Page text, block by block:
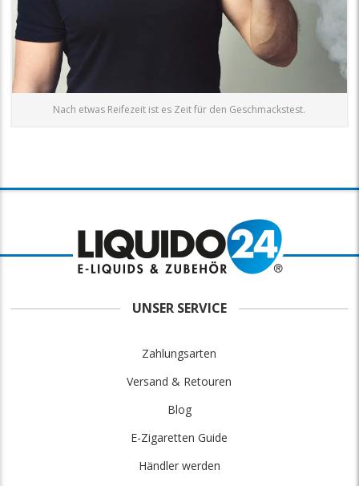
Nach etwas Reifezeit ist es Zeit für den Geschmackstest.
UNSER SERVICE
Zahlungsarten
Versand & Retouren
Blog
E-Zigaretten Guide
Händler werden